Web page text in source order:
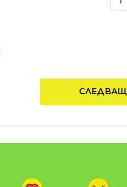
СЛЕДВАЩ